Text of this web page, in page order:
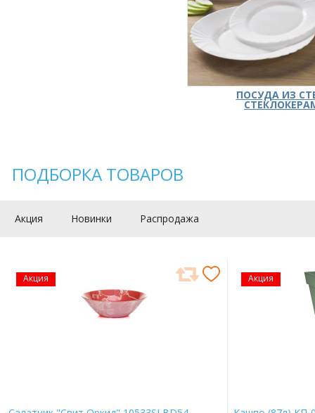
ПОСУДА ИЗ
ПОДБОРКА ТОВАРОВ
Акция Новинки Распродажа
Акция Акция